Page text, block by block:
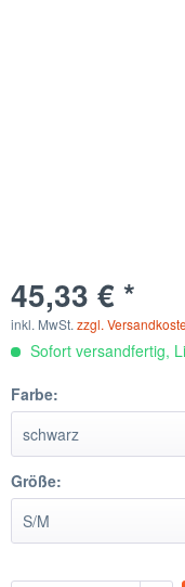
45,33 € *
inkl. MwSt. zzgl.
Sofort versandfertig,
Farbe:
Größe: